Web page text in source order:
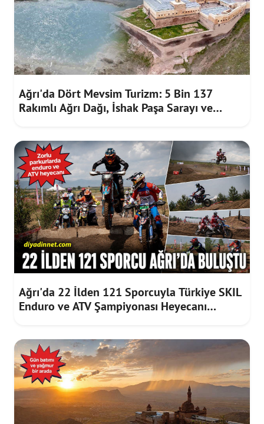
Ağrı'da Dört Mevsim Turizm: 5 Bin 137
Rakımlı Ağrı Dağı, İshak Paşa Sarayı ve
Ağrı'da 22 İlden 121 Sporcuyla Türkiye SKIL
Enduro ve ATV Şampiyonası Heyecanı